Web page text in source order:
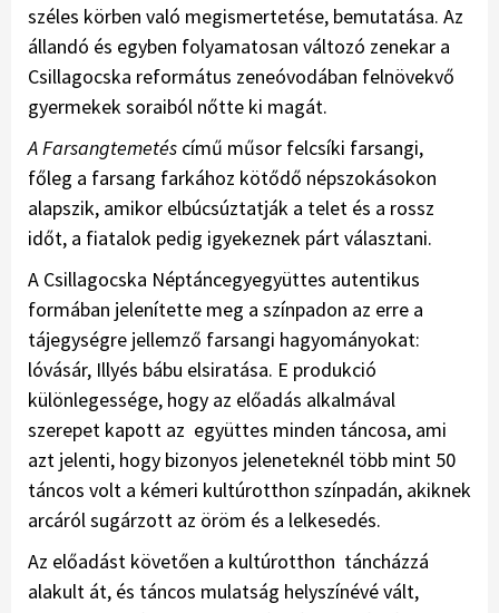
széles körben való megismertetése, bemutatása. Az
állandó és egyben folyamatosan változó zenekar a
Csillagocska református zeneóvodában felnövekvő
gyermekek soraiból nőtte ki magát.
A Farsangtemetés című műsor felcsíki farsangi,
főleg a farsang farkához kötődő népszokásokon
alapszik, amikor elbúcsúztatják a telet és a rossz
időt, a fiatalok pedig igyekeznek párt választani.
A Csillagocska Néptáncegyegyüttes autentikus
formában jelenítette meg a színpadon az erre a
tájegységre jellemző farsangi hagyományokat:
lóvásár, Illyés bábu elsiratása. E produkció
különlegessége, hogy az előadás alkalmával
szerepet kapott az együttes minden táncosa, ami
azt jelenti, hogy bizonyos jeleneteknél több mint 50
táncos volt a kémeri kultúrotthon színpadán, akiknek
arcáról sugárzott az öröm és a lelkesedés.
Az előadást követően a kultúrotthon táncházzá
alakult át, és táncos mulatság helyszínévé vált,